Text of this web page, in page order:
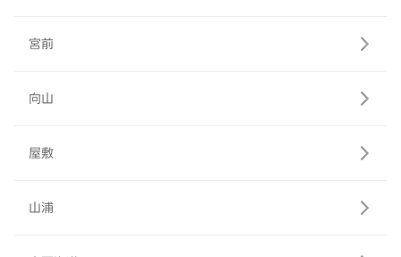
宮前
向山
屋敷
山浦